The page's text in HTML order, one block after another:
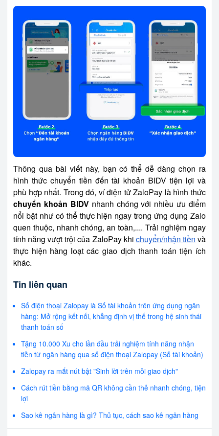
Thông qua bài viết này, bạn có thể dễ dàng chọn ra
hình thức chuyển tiền đến tài khoản BIDV tiện lợi và
phù hợp nhất. Trong đó, ví điện tử ZaloPay là hình thức
chuyển khoản BIDVnhanh chóng với nhiều ưu điểm
nổi bật như có thể thực hiện ngay trong ứng dụng Zalo
quen thuộc, nhanh chóng, an toàn,.... Trải nghiệm ngay
tính năng vượt trội của ZaloPay khi chuyển/nhận tiền và
thực hiện hàng loạt các giao dịch thanh toán tiện ích
khác.
Tin liên quan
Số điện thoại Zalopay là Số tài khoản trên ứng dụng ngân
hàng: Mở rộng kết nối, khẳng định vị thế trong hệ sinh thái
thanh toán số
Tặng 10.000 Xu cho lần đầu trải nghiệm tính năng nhận
tiền từ ngân hàng qua số điện thoại Zalopay (Số tài khoản)
Zalopay ra mắt nút bật "Sinh lời trên mỗi giao dịch"
Cách rút tiền bằng mã QR không cần thẻ nhanh chóng, tiện
lợi
Sao kê ngân hàng là gì? Thủ tục, cách sao kê ngân hàng